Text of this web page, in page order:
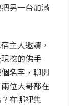
另一台加滿
主人邀請，
挖的佛手
名字，聊開
位大哥都在
在哪裡集